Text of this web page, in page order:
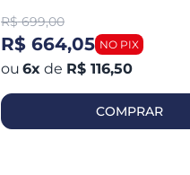
R$ 699,00
R$ 664,05
6x de R$ 116,50
COMPRAR